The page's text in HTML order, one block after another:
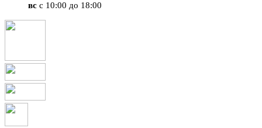
вс с 10:00 до 18:00